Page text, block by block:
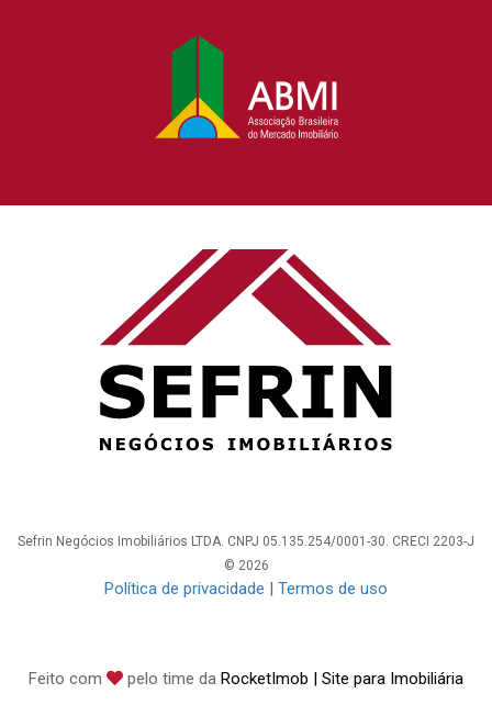
Sefrin Negócios Imobiliários LTDA. CNPJ 05.135.254/0001-30. CRECI 2203-J
© 2026
Política de privacidade | Termos de uso
Feito com pelo time da RocketImob | Site para Imobiliária